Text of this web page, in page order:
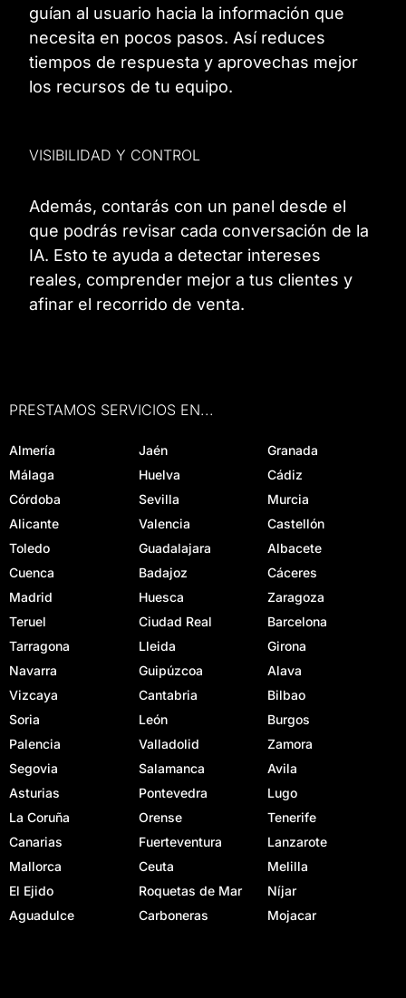
guían al usuario hacia la información que
necesita en pocos pasos. Así reduces
tiempos de respuesta y aprovechas mejor
los recursos de tu equipo.
VISIBILIDAD Y CONTROL
Además, contarás con un panel desde el
que podrás revisar cada conversación de la
IA. Esto te ayuda a detectar intereses
reales, comprender mejor a tus clientes y
afinar el recorrido de venta.
PRESTAMOS SERVICIOS EN...
Almería Jaén
Granada
Málaga
Huelva
Cádiz
Córdoba
Sevilla
Murcia
Alicante
Valencia
Castellón
Toledo
Guadalajara
Albacete
Cuenca
Badajoz
Cáceres
Madrid
Huesca
Zaragoza
Teruel
Ciudad Real
Barcelona
Tarragona
Lleida
Girona
Navarra
Guipúzcoa
Alava
Vizcaya
Cantabria
Bilbao
Soria
León
Burgos
Palencia
Valladolid
Zamora
Segovia
Salamanca
Avila
Asturias
Pontevedra
Lugo
La Coruña
Orense
Tenerife
Canarias
Fuerteventura
Lanzarote
Mallorca
Ceuta
Melilla
El Ejido
Roquetas de Mar
Níjar
Aguadulce
Carboneras Mojacar